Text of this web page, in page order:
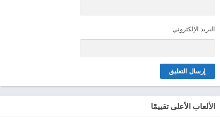
البريد الإلكتروني
الألعاب الأعلى تقييمًا